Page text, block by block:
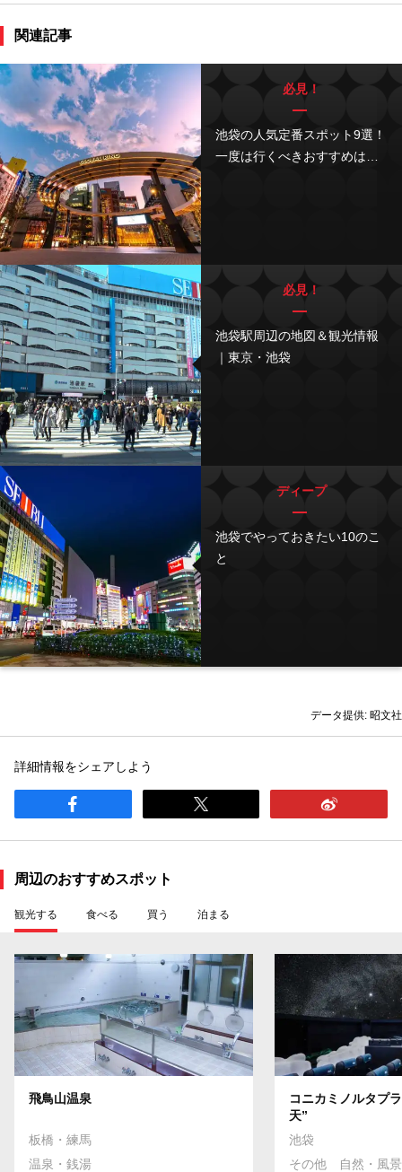
関連記事
必見！
池袋の人気定番スポット9選！
一度は行くべきおすすめはこ
必見！
池袋駅周辺の地図＆観光情報
｜東京・池袋
ディープ
池袋でやっておきたい10のこ
と
データ提供: 昭文社
詳細情報をシェアしよう
周辺のおすすめスポット
観光する 食べる 買う 泊まる
飛鳥山温泉
板橋・練馬
温泉・銭湯
コニカミノルタプ
天”
池袋
その他 自然・風景